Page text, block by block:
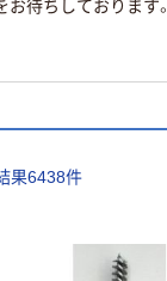
待ちしております。
果6438件